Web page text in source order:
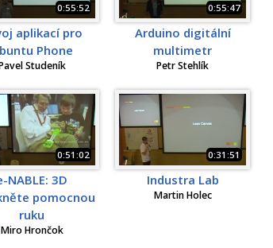
0:55:52
aplikací pro
Phone
Studeník
0:55:47
Arduino digitální
multimetr
Petr Stehlík
0:51:02
NABLE: 3D
pomocnou
ruku
Miro Hrončok
0:31:51
Industra Lab
Martin Holec